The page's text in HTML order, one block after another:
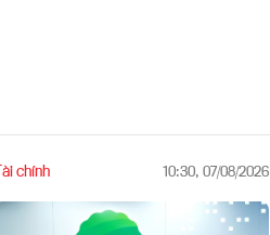
Tài chính 10:30, 07/08/2026